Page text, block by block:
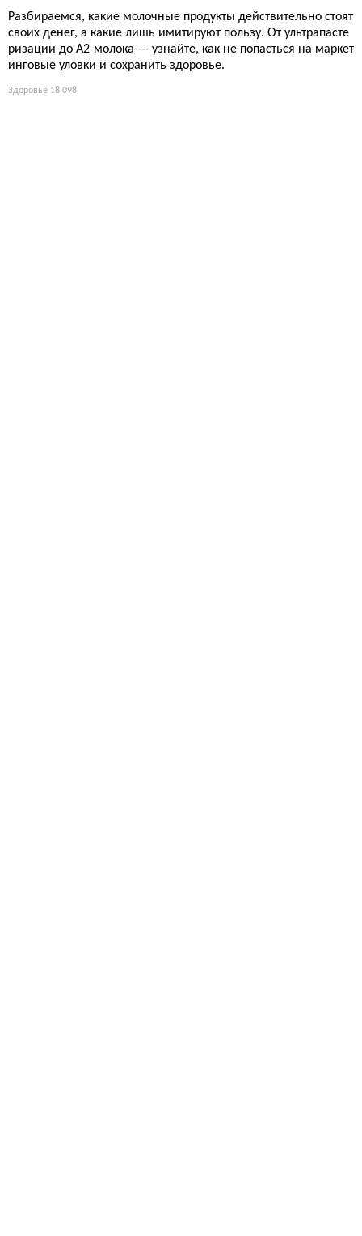
Разбираемся, какие молочные продукты действительно стоят
своих денег, а какие лишь имитируют пользу. От ультрапасте
ризации до А2-молока — узнайте, как не попасться на маркет
инговые уловки и сохранить здоровье.
Здоровье 18 098